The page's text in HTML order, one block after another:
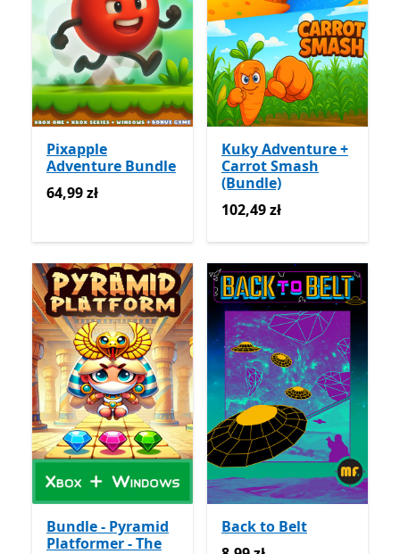
Pixapple
Adventure Bundle
64,99 zł
64,99 zł
Kuky Adventure +
Carrot Smash
(Bundle)
102,49 zł
102,49 zł
Bundle - Pyramid
Platformer - The
Back to Belt